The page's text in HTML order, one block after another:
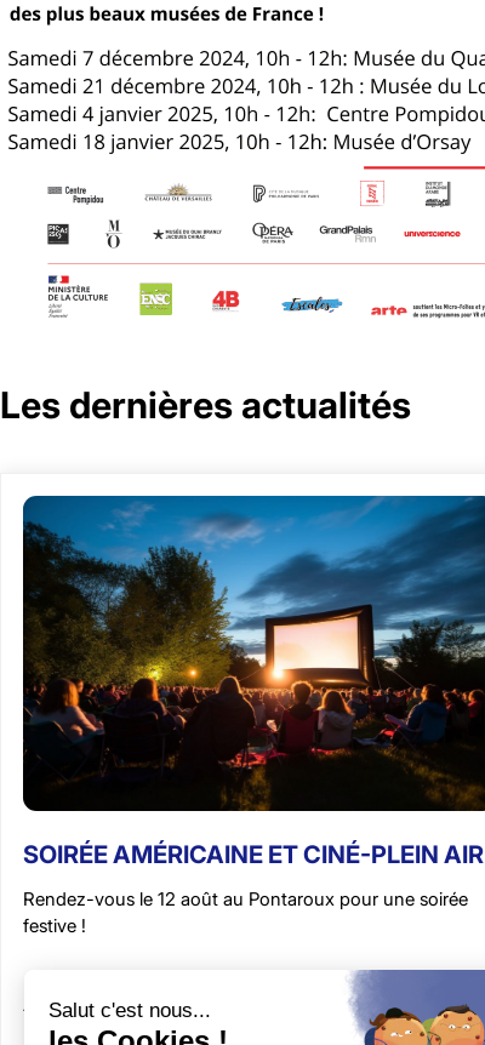
Les dernières actualités
SOIRÉE AMÉRICAINE ET CINÉ-PLEIN AIR
Rendez-vous le 12 août au Pontaroux pour une soirée
festive !
Activités Culture 1 minute de lecture